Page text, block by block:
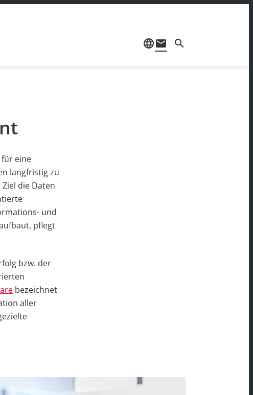
languagemail search
eine
langfristig zu
die Daten
und
pflegt
bzw. der
bezeichnet
aller